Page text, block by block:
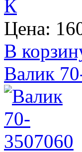
Цена:
В
Валик